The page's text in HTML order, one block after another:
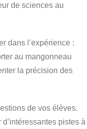
de sciences au
dans l’expérience :
au mangonneau
la précision des
de vos élèves.
pistes à